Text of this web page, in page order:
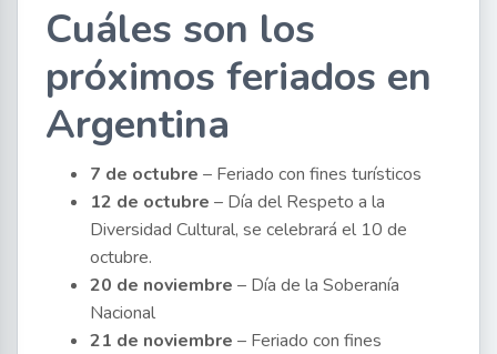
Cuáles son los
próximos feriados en
Argentina
7 de octubre – Feriado con fines turísticos
12 de octubre – Día del Respeto a la
Diversidad Cultural, se celebrará el 10 de
octubre.
20 de noviembre – Día de la Soberanía
Nacional
21 de noviembre – Feriado con fines